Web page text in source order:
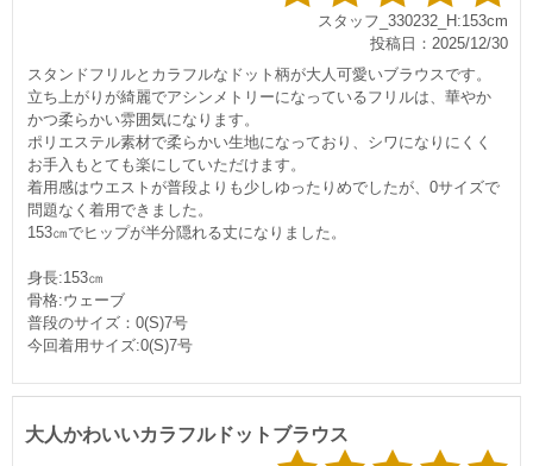
スタッフ_330232_H:153cm
投稿日：2025/12/30
スタンドフリルとカラフルなドット柄が大人可愛いブラウスです。
立ち上がりが綺麗でアシンメトリーになっているフリルは、華やか
かつ柔らかい雰囲気になります。
ポリエステル素材で柔らかい生地になっており、シワになりにくく
お手入もとても楽にしていただけます。
着用感はウエストが普段よりも少しゆったりめでしたが、0サイズで
問題なく着用できました。
153㎝でヒップが半分隠れる丈になりました。
身長:153㎝
骨格:ウェーブ
普段のサイズ：0(S)7号
今回着用サイズ:0(S)7号
大人かわいいカラフルドットブラウス